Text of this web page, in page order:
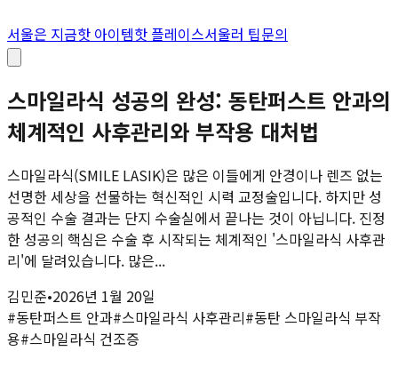
서울은 지금핫 아이템핫 플레이스서울러 팁문의
스마일라식 성공의 완성: 동탄퍼스트 안과의
체계적인 사후관리와 부작용 대처법
스마일라식(SMILE LASIK)은 많은 이들에게 안경이나 렌즈 없는
선명한 세상을 선물하는 혁신적인 시력 교정술입니다. 하지만 성
공적인 수술 결과는 단지 수술실에서 끝나는 것이 아닙니다. 진정
한 성공의 핵심은 수술 후 시작되는 체계적인 '스마일라식 사후관
리'에 달려있습니다. 많은...
김민준•2026년 1월 20일
#동탄퍼스트 안과#스마일라식 사후관리#동탄 스마일라식 부작
용#스마일라식 건조증